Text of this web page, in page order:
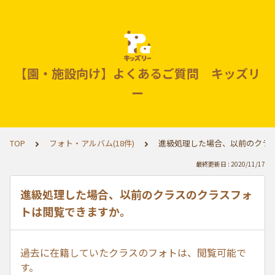
【園・施設向け】よくあるご質問 キッズリ
ー
TOP フォト・アルバム(18件) 進級処理した場合、以前のクラ
最終更新日 : 2020/11/17
進級処理した場合、以前のクラスのクラスフォ
トは閲覧できますか。
過去に在籍していたクラスのフォトは、閲覧可能で
す。